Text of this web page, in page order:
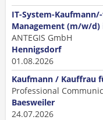
IT-System-
Management (m/w/d)
ANTEGIS GmbH
Hennigsdorf
01.08.2026
Kaufmann / Kauffrau
Professional
Baesweiler
24.07.2026